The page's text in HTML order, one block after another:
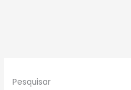
Pesquisar